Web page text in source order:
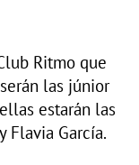
Ritmo que
las júnior
estarán las
Flavia García.